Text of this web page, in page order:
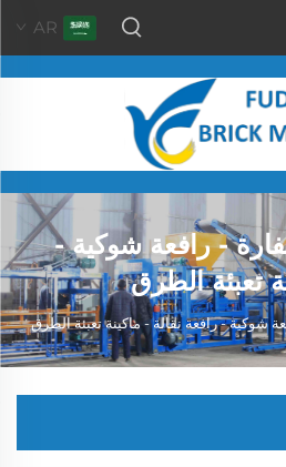
AR
- رافعة شوكية -
تعبئة الطرق
شوكية - رافعة نقالة - ماكينة تعبئة الطرق